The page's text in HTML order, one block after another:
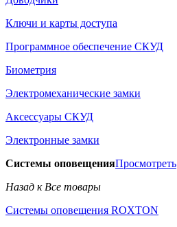
Ключи и карты доступа
Программное обеспечение СКУД
Биометрия
Электромеханические замки
Аксессуары СКУД
Электронные замки
Системы оповещенияПросмотреть
Назад к Все товары
Системы оповещения ROXTON